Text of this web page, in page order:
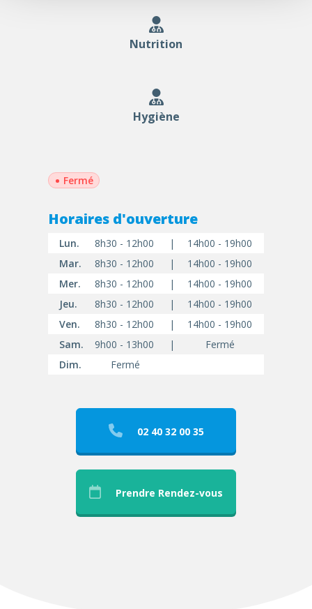
Nutrition
Hygiène
• Fermé
Horaires d'ouverture
Lun. 8h30 - 12h00 |
14h00 - 19h00
Mar.
8h30 - 12h00 |
14h00 - 19h00
Mer.
8h30 - 12h00 |
14h00 - 19h00
Jeu.
8h30 - 12h00 |
14h00 - 19h00
Ven.
8h30 - 12h00 |
14h00 - 19h00
Sam.
9h00 - 13h00 |
Fermé
Dim.
Fermé
02 40 32 00 35
Prendre Rendez-vous